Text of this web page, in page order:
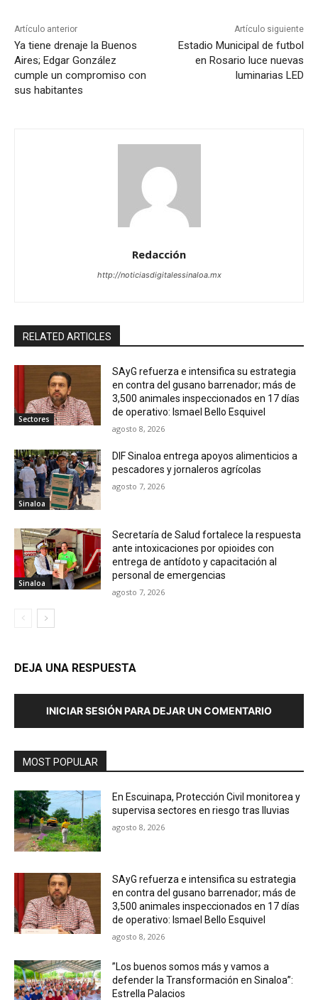
Artículo anterior
Ya tiene drenaje la Buenos
Aires; Edgar González
cumple un compromiso con
sus habitantes
Artículo siguiente
Estadio Municipal de futbol
en Rosario luce nuevas
luminarias LED
Redacción
http://noticiasdigitalessinaloa.mx
RELATED ARTICLES
Sectores
SAyG refuerza e intensifica su estrategia
en contra del gusano barrenador; más de
3,500 animales inspeccionados en 17 días
de operativo: Ismael Bello Esquivel
agosto 8, 2026
Sinaloa
DIF Sinaloa entrega apoyos alimenticios a
pescadores y jornaleros agrícolas
agosto 7, 2026
Sinaloa
Secretaría de Salud fortalece la respuesta
ante intoxicaciones por opioides con
entrega de antídoto y capacitación al
personal de emergencias
agosto 7, 2026
DEJA UNA RESPUESTA
INICIAR SESIÓN PARA DEJAR UN COMENTARIO
MOST POPULAR
En Escuinapa, Protección Civil monitorea y
supervisa sectores en riesgo tras lluvias
agosto 8, 2026
SAyG refuerza e intensifica su estrategia
en contra del gusano barrenador; más de
3,500 animales inspeccionados en 17 días
de operativo: Ismael Bello Esquivel
agosto 8, 2026
”Los buenos somos más y vamos a
defender la Transformación en Sinaloa”:
Estrella Palacios